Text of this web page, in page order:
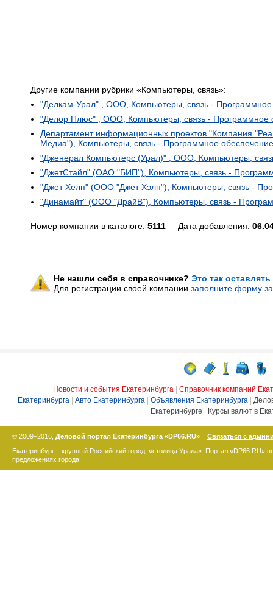
Другие компании рубрики «Компьютеры, связь»:
"Делкам-Урал" , ООО, Компьютеры, связь - Программное
"Делор Плюс" , ООО, Компьютеры, связь - Программное
Департамент информационных проектов "Компания
Медиа"), Компьютеры, связь - Программное обеспечение
"Дженерал Компьютерс (Урал)" , ООО, Компьютеры,
"ДжетСтайл" (ОАО "БИП"), Компьютеры, связь -
"Джет Хелп" (ООО "Джет Хэлп"), Компьютеры, связь -
"Динамайт" (ООО "ДрайВ"), Компьютеры, связь -
Номер компании в каталоге: 5111 Дата добавления:
Не нашли себя в справочнике? Это так
Для регистрации своей компании заполните форму
Новости и события Екатеринбурга
Справочник компаний
Екатеринбурга
Авто Екатеринбурга Объявления Екатеринбурга
Екатеринбурге
Курсы валют в
© 2009–2016, Деловой портал Екатеринбурга «DP66.RU»
Связаться с
Екатеринбург – крупный Российский город, «столица Урала». Портал «DP66.RU»
предложениях города.